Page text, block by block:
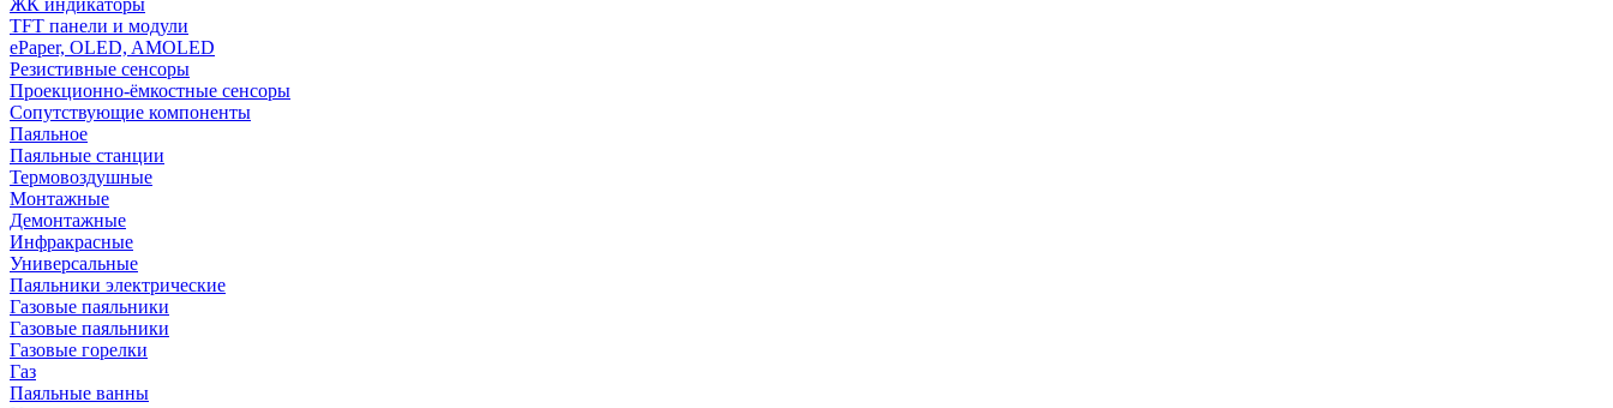
ЖК индикаторы
TFT панели и модули
ePaper, OLED, AMOLED
Резистивные сенсоры
Проекционно-ёмкостные сенсоры
Сопутствующие компоненты
Паяльное
Паяльные станции
Термовоздушные
Монтажные
Демонтажные
Инфракрасные
Универсальные
Паяльники электрические
Газовые паяльники
Газовые паяльники
Газовые горелки
Газ
Паяльные ванны